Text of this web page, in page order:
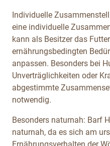
Individuelle
eine individuelle
kann als Besitzer das
ernährungsbedingten
anpassen. Besonders bei
Unverträglichkeiten oder
abgestimmte
notwendig.
Besonders naturnah: Barf
naturnah, da es sich am
Ernährungsverhalten der